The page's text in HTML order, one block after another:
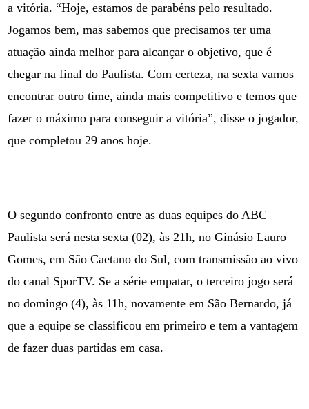
a vitória. “Hoje, estamos de parabéns pelo resultado.
Jogamos bem, mas sabemos que precisamos ter uma
atuação ainda melhor para alcançar o objetivo, que é
chegar na final do Paulista. Com certeza, na sexta vamos
encontrar outro time, ainda mais competitivo e temos que
fazer o máximo para conseguir a vitória”, disse o jogador,
que completou 29 anos hoje.
O segundo confronto entre as duas equipes do ABC
Paulista será nesta sexta (02), às 21h, no Ginásio Lauro
Gomes,em São Caetano do Sul, com transmissão ao vivo
do canal SporTV. Se a série empatar, o terceiro jogo será
no domingo (4), às 11h, novamenteem São Bernardo, já
que a equipe se classificou em primeiro e tem a vantagem
de fazer duas partidas em casa.